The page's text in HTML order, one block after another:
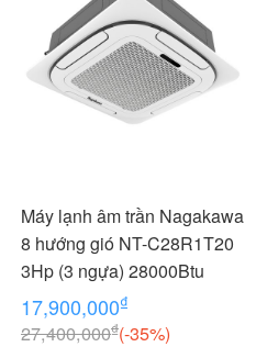
Máy lạnh âm trần Nagakawa
8 hướng gió NT-C28R1T20
3Hp (3 ngựa) 28000Btu
17,900,000₫
27,400,000₫(-35%)